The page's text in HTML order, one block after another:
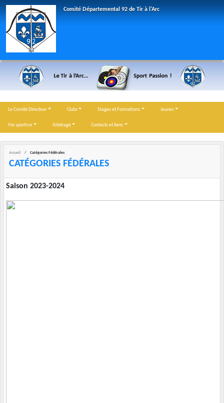
Comité Départemental 92 de Tir à l'Arc
Le Comité Directeur Clubs Stages et Formations Jeunes
Vie sportive Arbitrage Contacts et liens
Accueil Catégories Fédérales
CATÉGORIES FÉDÉRALES
Saison 2023-2024